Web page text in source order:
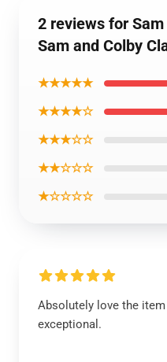
2 reviews for
Sam and Colby
★★★★★
★★★★☆
★★★☆☆
★★☆☆☆
★☆☆☆☆
Absolutely love the
exceptional.